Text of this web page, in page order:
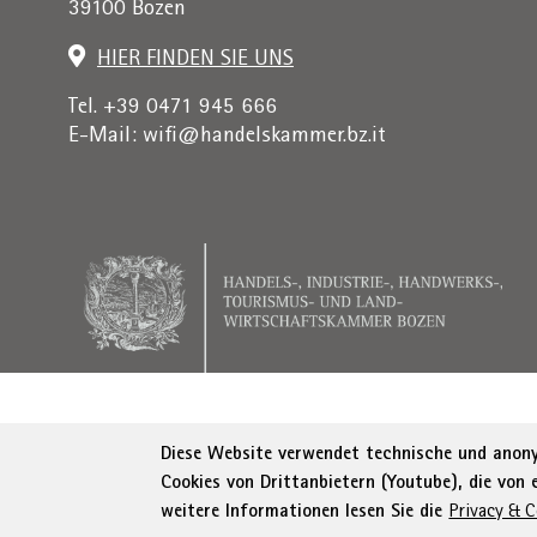
39100 Bozen
HIER FINDEN SIE UNS
Tel. +39 0471 945 666
E-Mail: wifi@handelskammer.bz.it
© WIFI Impressum Privacy AGB
Diese Website verwendet technische und
Cookies von Drittanbietern (Youtube), die von
weitere Informationen lesen Sie die Privacy &